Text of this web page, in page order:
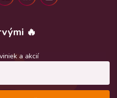
🔥
a akcií